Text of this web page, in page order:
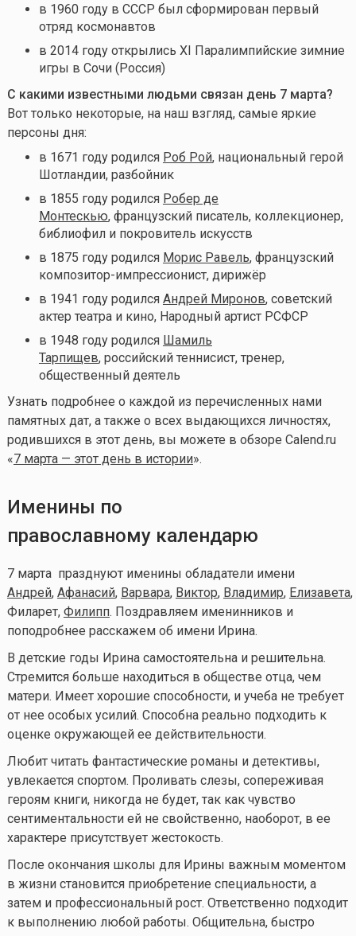
в 1960 году в СССР был сформирован первый
отряд космонавтов
в 2014 году открылись XI Паралимпийские зимние
игры в Сочи (Россия)
С какими известными людьми связан день 7 марта?
Вот только некоторые, на наш взгляд, самые яркие
персоны дня:
в 1671 году родился Роб Рой, национальный герой
Шотландии, разбойник
в 1855 году родился Робер де
Монтескью, французский писатель, коллекционер,
библиофил и покровитель искусств
в 1875 году родился Морис Равель, французский
композитор-импрессионист, дирижёр
в 1941 году родился Андрей Миронов, советский
актер театра и кино, Народный артист РСФСР
в 1948 году родился Шамиль
Тарпищев, российский теннисист, тренер,
общественный деятель
Узнать подробнее о каждой из перечисленных нами
памятных дат, а также о всех выдающихся личностях,
родившихся в этот день, вы можете в обзоре Calend.ru
«7 марта — этот день в истории».
Именины по
православному календарю
7 марта празднуют именины обладатели имени
Андрей, Афанасий, Варвара, Виктор, Владимир, Елизавета,
Филарет, Филипп. Поздравляем именинников и
поподробнее расскажем об имени Ирина.
В детские годы Ирина самостоятельна и решительна.
Стремится больше находиться в обществе отца, чем
матери. Имеет хорошие способности, и учеба не требует
от нее особых усилий. Способна реально подходить к
оценке окружающей ее действительности.
Любит читать фантастические романы и детективы,
увлекается спортом. Проливать слезы, сопереживая
героям книги, никогда не будет, так как чувство
сентиментальности ей не свойственно, наоборот, в ее
характере присутствует жестокость.
После окончания школы для Ирины важным моментом
в жизни становится приобретение специальности, а
затем и профессиональный рост. Ответственно подходит
к выполнению любой работы. Общительна, быстро